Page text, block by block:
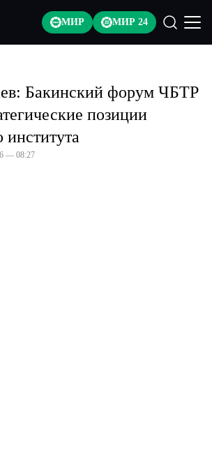
МИР МИР 24
Бакинский форум ЧБТР
позиции
— 08:27